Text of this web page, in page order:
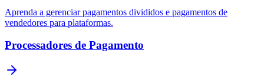
Aprenda a gerenciar pagamentos divididos e pagamentos de
vendedores para plataformas.
Processadores de Pagamento